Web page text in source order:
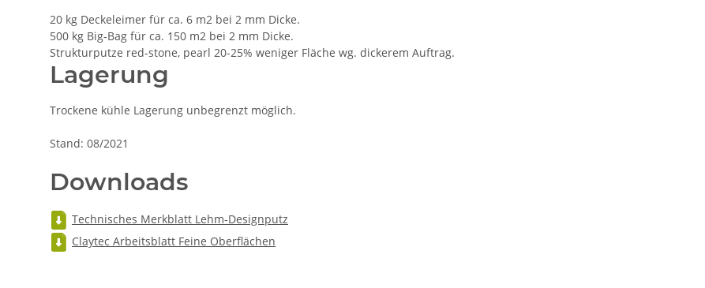
20 kg Deckeleimer für ca. 6 m2 bei 2 mm Dicke.
500 kg Big-Bag für ca. 150 m2 bei 2 mm Dicke.
Strukturputze red-stone, pearl 20-25% weniger Fläche wg. dickerem Auftrag.
Lagerung
Trockene kühle Lagerung unbegrenzt möglich.
Stand: 08/2021
Downloads
Technisches Merkblatt Lehm-Designputz
Claytec Arbeitsblatt Feine Oberflächen